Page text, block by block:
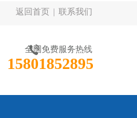
返回首页 联系我们
全国免费服务热线
15801852895